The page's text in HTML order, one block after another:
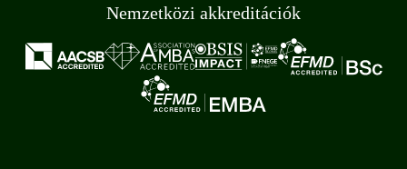
Nemzetközi akkreditációk